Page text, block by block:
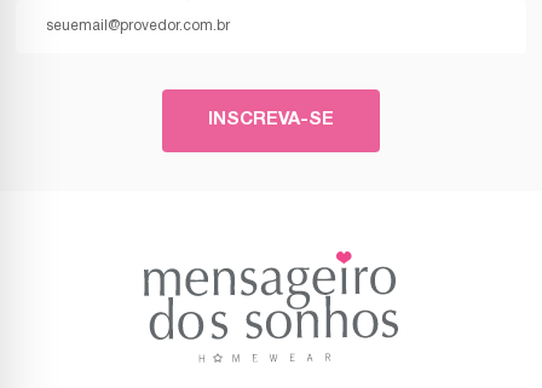
INSCREVA-SE